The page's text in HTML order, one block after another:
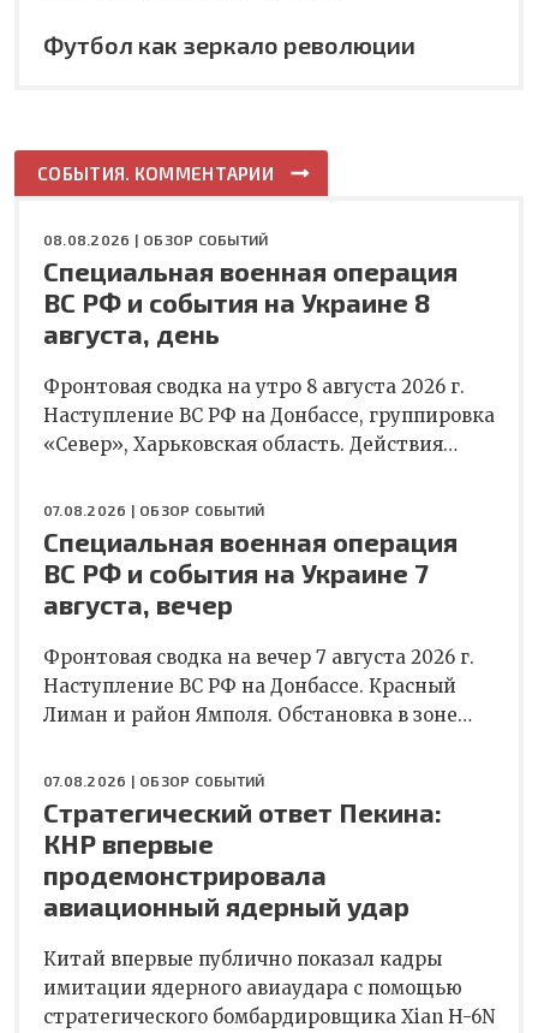
Футбол как зеркало революции
СОБЫТИЯ. КОММЕНТАРИИ
08.08.2026 | ОБЗОР СОБЫТИЙ
Специальная военная операция
ВС РФ и события на Украине 8
августа, день
Фронтовая сводка на утро 8 августа 2026 г.
Наступление ВС РФ на Донбассе, группировка
«Север», Харьковская область. Действия…
07.08.2026 | ОБЗОР СОБЫТИЙ
Специальная военная операция
ВС РФ и события на Украине 7
августа, вечер
Фронтовая сводка на вечер 7 августа 2026 г.
Наступление ВС РФ на Донбассе. Красный
Лиман и район Ямполя. Обстановка в зоне…
07.08.2026 | ОБЗОР СОБЫТИЙ
Стратегический ответ Пекина:
КНР впервые
продемонстрировала
авиационный ядерный удар
Китай впервые публично показал кадры
имитации ядерного авиаудара с помощью
стратегического бомбардировщика Xian H-6N